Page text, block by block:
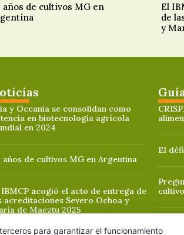
años de cultivos MG en
El
de
y
y Oceanía se consolidan como
en biotecnología agrícola
en 2024
años de cultivos MG en Argentina
acogió el acto de entrega de
acreditaciones Severo Ochoa y
de Maeztu 2025
El
para garantizar el funcionamiento